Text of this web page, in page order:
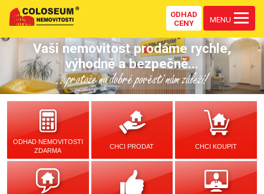
ODHAD
CENY
MENU
Vaši nemovitost prodáme rychle,
výhodně a bezpečně...
...protože na dobré pověsti nám záleží!
ODHAD NEMOVITOSTI
ZDARMA
CHCI PRODAT CHCI KOUPIT